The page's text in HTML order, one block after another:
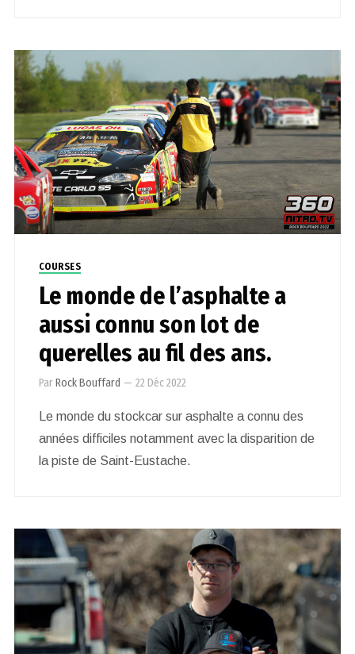
COURSES
Le monde de l’asphalte a
aussi connu son lot de
querelles au fil des ans.
ParRock Bouffard — 22 Déc 2022
Le monde du stockcar sur asphalte a connu des
années difficiles notamment avec la disparition de
la piste de Saint-Eustache.